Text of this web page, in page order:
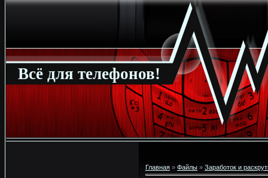
Всё для телефонов!
Главная » Файлы » Заработок и